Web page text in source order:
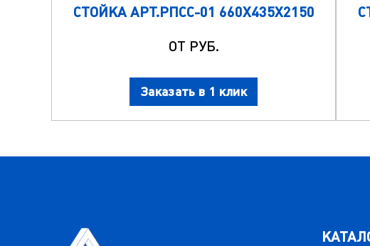
СТОЙКА АРТ.РПСС-01 660Х435Х2150
ОТ РУБ.
Заказать в 1 клик